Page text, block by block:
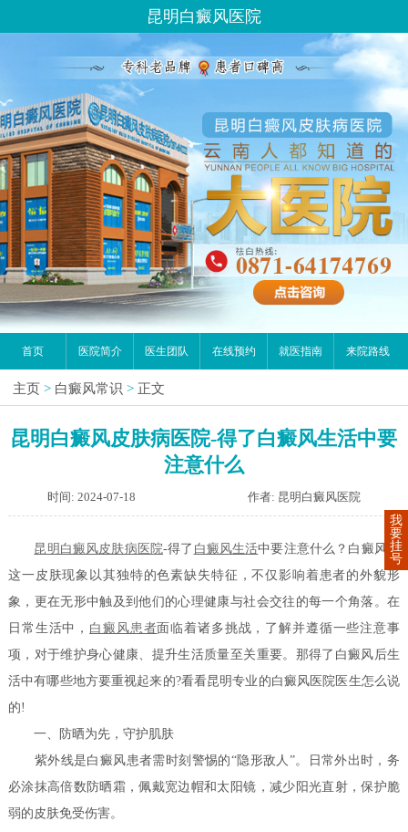
昆明白癜风医院
首页 医院简介 医生团队 在线预约 就医指南 来院路线
主页 > 白癜风常识 > 正文
昆明白癜风皮肤病医院-得了白癜风生活中要
注意什么
时间: 2024-07-18 作者: 昆明白癜风医院
昆明白癜风皮肤病医院-得了 白癜风生活中要注意什么？白癜风，
这一皮肤现象以其独特的色素缺失特征，不仅影响着患者的外貌形
象，更在无形中触及到他们的心理健康与社会交往的每一个角落。在
日常生活中， 白癜风患者面临着诸多挑战，了解并遵循一些注意事
项，对于维护身心健康、提升生活质量至关重要。那得了白癜风后生
活中有哪些地方要重视起来的?看看昆明专业的白癜风医院医生怎么说
的!
一、防晒为先，守护肌肤
紫外线是白癜风患者需时刻警惕的“隐形敌人”。日常外出时，务
必涂抹高倍数防晒霜，佩戴宽边帽和太阳镜，减少阳光直射，保护脆
弱的皮肤免受伤害。
我
要
挂
号